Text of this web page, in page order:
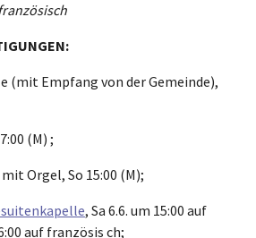
(mit Empfang von der Gemeinde),
(M) ;
Orgel, So 15:00 (M);
, Sa 6.6. um 15:00 auf
auf französis ch;